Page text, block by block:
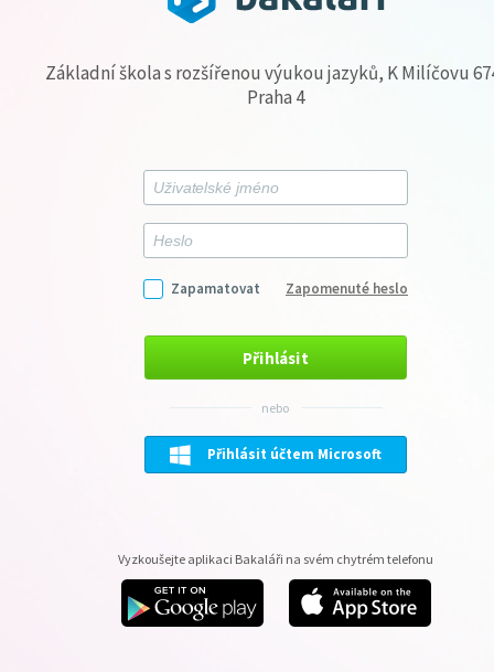
Základní škola s rozšířenou výukou jazyků, K Milíčovu
Praha 4
Zapamatovat Zapomenuté heslo
Přihlásit
nebo
Přihlásit účtem Microsoft
Vyzkoušejte aplikaci Bakaláři na svém chytrém telefonu